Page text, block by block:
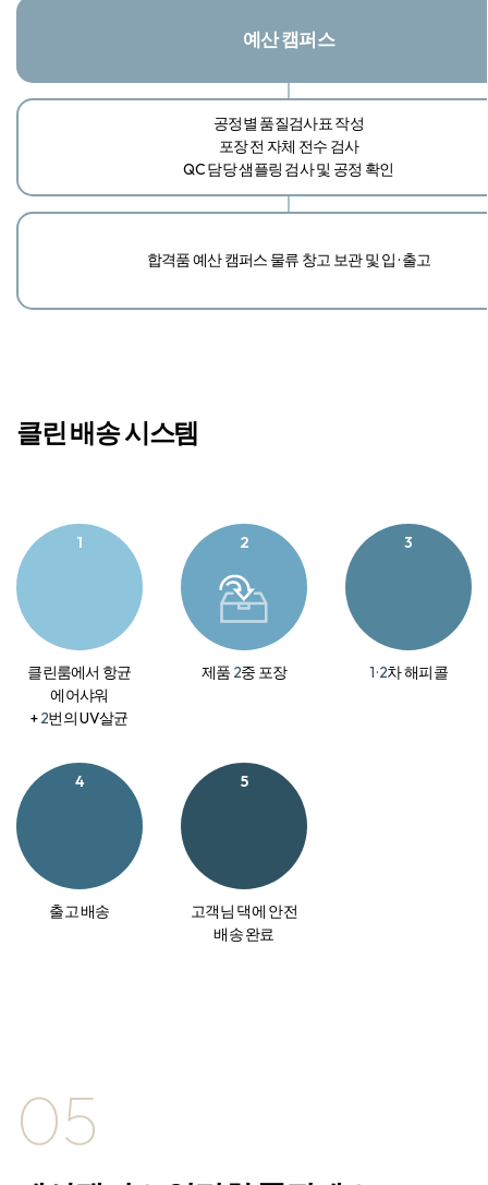
예산 캠퍼스
공정별 품질검사표 작성​
포장 전 자체 전수 검사​
QC 담당 샘플링 검사 및 공정 확인
합격품 예산 캠퍼스 물류 창고 보관 및 입 · 출고
클린 배송 시스템
1
클린룸에서 항균
에어샤워
+2번의 UV살균
2
제품 2중 포장
3
1 · 2차 해피콜
4
출고 배송
5
고객님 댁에 안전
배송 완료
05